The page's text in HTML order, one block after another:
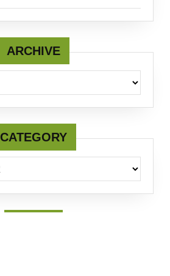
ARCHIVE
CATEGORY